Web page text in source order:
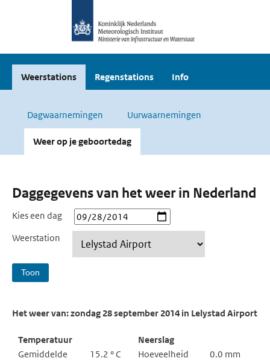
Weerstations Regenstations Info
Dagwaarnemingen Uurwaarnemingen
Weer op je geboortedag
Daggegevens van het weer in Nederland
Kies een dag
Weerstation
Toon
Het weer van: zondag 28 september 2014 in Lelystad Airport
Temperatuur
Gemiddelde
15.2 ° C
Neerslag
Hoeveelheid
0.0 mm